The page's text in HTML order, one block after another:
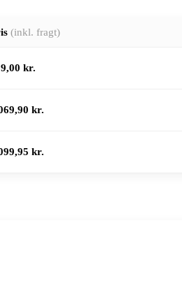
(inkl. fragt)
kr.
kr.
kr.